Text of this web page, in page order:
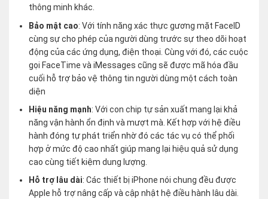
thông minh khác.
Bảo mật cao: Với tính năng xác thực gương mặt FaceID
cùng sự cho phép của người dùng trước sự theo dõi hoạt
động của các ứng dụng, điện thoại. Cùng với đó, các cuộc
gọi FaceTime và iMessages cũng sẽ được mã hóa đầu
cuối hỗ trợ bảo vệ thông tin người dùng một cách toàn
diện
Hiệu năng mạnh: Với con chip tự sản xuất mang lại khả
năng vận hành ổn định và mượt mà. Kết hợp với hệ điều
hành đóng tự phát triển nhờ đó các tác vụ có thể phối
hợp ở mức độ cao nhất giúp mang lại hiệu quả sử dụng
cao cùng tiết kiệm dung lượng.
Hỗ trợ lâu dài: Các thiết bị iPhone nói chung đều được
Apple hỗ trợ nâng cấp và cập nhật hệ điều hành lâu dài.